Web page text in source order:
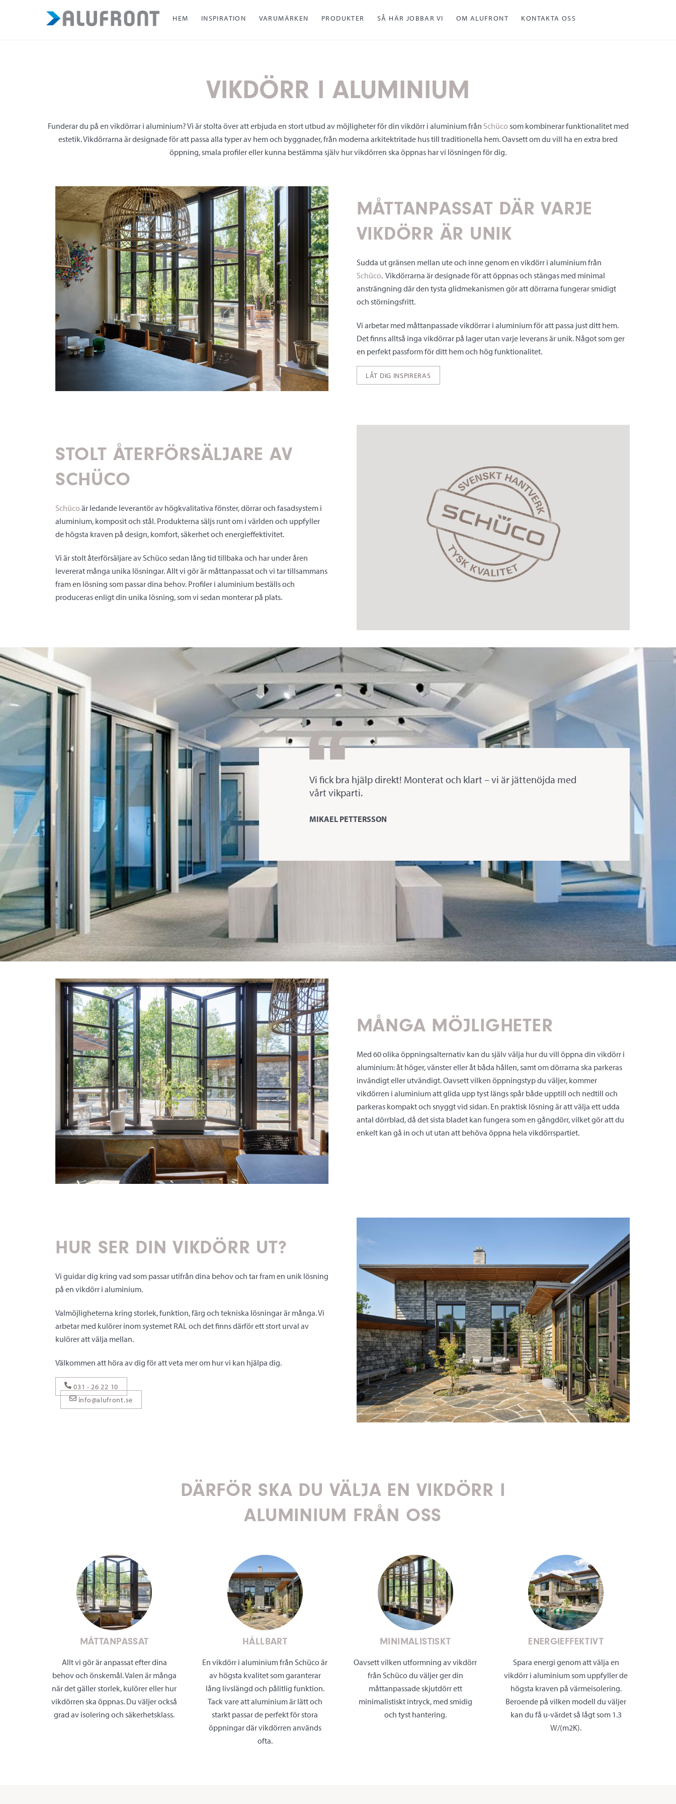
HEM INSPIRATION VARUMÄRKEN PRODUKTER SÅ HÄR JOBBAR VI OM ALUFRONT KONTAKTA OSS
VIKDÖRR I ALUMINIUM
Funderar du på en vikdörrar i aluminium? Vi är stolta över att erbjuda en stort utbud av möjligheter för din vikdörr i aluminium från Schüco som kombinerar funktionalitet med
estetik. Vikdörrarna är designade för att passa alla typer av hem och byggnader, från moderna arkitektritade hus till traditionella hem. Oavsett om du vill ha en extra bred
öppning, smala profiler eller kunna bestämma själv hur vikdörren ska öppnas har vi lösningen för dig.
MÅTTANPASSAT DÄR VARJE
VIKDÖRR ÄR UNIK
Sudda ut gränsen mellan ute och inne genom en vikdörr i aluminium från
Schüco. Vikdörrarna är designade för att öppnas och stängas med minimal
ansträngning där den tysta glidmekanismen gör att dörrarna fungerar smidigt
och störningsfritt.
Vi arbetar med måttanpassade vikdörrar i aluminium för att passa just ditt hem.
Det finns alltså inga vikdörrar på lager utan varje leverans är unik. Något som ger
en perfekt passform för ditt hem och hög funktionalitet.
LÅT DIG INSPIRERAS
STOLT ÅTERFÖRSÄLJARE AV
SCHÜCO
Schüco är ledande leverantör av högkvalitativa fönster, dörrar och fasadsystem i
aluminium, komposit och stål. Produkterna säljs runt om i världen och uppfyller
de högsta kraven på design, komfort, säkerhet och energieffektivitet.
Vi är stolt återförsäljare av Schüco sedan lång tid tillbaka och har under åren
levererat många unika lösningar. Allt vi gör är måttanpassat och vi tar tillsammans
fram en lösning som passar dina behov. Profiler i aluminium beställs och
produceras enligt din unika lösning, som vi sedan monterar på plats.
Vi fick bra hjälp direkt! Monterat och klart – vi är jättenöjda med
vårt vikparti.
MIKAEL PETTERSSON
MÅNGA MÖJLIGHETER
Med 60 olika öppningsalternativ kan du själv välja hur du vill öppna din vikdörr i
aluminium: åt höger, vänster eller åt båda hållen, samt om dörrarna ska parkeras
invändigt eller utvändigt. Oavsett vilken öppningstyp du väljer, kommer
vikdörren i aluminium att glida upp tyst längs spår både upptill och nedtill och
parkeras kompakt och snyggt vid sidan. En praktisk lösning är att välja ett udda
antal dörrblad, då det sista bladet kan fungera som en gångdörr, vilket gör att du
enkelt kan gå in och ut utan att behöva öppna hela vikdörrspartiet.
HUR SER DIN VIKDÖRR UT?
Vi guidar dig kring vad som passar utifrån dina behov och tar fram en unik lösning
på en vikdörr i aluminium.
Valmöjligheterna kring storlek, funktion, färg och tekniska lösningar är många. Vi
arbetar med kulörer inom systemet RAL och det finns därför ett stort urval av
kulörer att välja mellan.
Välkommen att höra av dig för att veta mer om hur vi kan hjälpa dig.
031 - 26 22 10
info@alufront.se
DÄRFÖR SKA DU VÄLJA EN VIKDÖRR I
ALUMINIUM FRÅN OSS
MÅTTANPASSAT
Allt vi gör är anpassat efter dina
behov och önskemål. Valen är många
när det gäller storlek, kulörer eller hur
vikdörren ska öppnas. Du väljer också
grad av isolering och säkerhetsklass.
HÅLLBART
En vikdörr i aluminium från Schüco är
av högsta kvalitet som garanterar
lång livslängd och pålitlig funktion.
Tack vare att aluminium är lätt och
starkt passar de perfekt för stora
öppningar där vikdörren används
ofta.
MINIMALISTISKT
Oavsett vilken utformning av vikdörr
från Schüco du väljer ger din
måttanpassade skjutdörr ett
minimalistiskt intryck, med smidig
och tyst hantering.
ENERGIEFFEKTIVT
Spara energi genom att välja en
vikdörr i aluminium som uppfyller de
högsta kraven på värmeisolering.
Beroende på vilken modell du väljer
kan du få u-värdet så lågt som 1.3
W/(m2K).